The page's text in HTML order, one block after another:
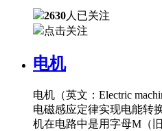
2630人已关注
点击关注
电机
电机（英文：Electric
电磁感应定律实现电能转
机在电路中是用字母M（